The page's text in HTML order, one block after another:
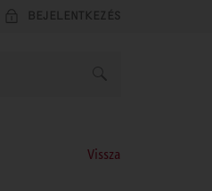
BEJELENTKEZÉS
Vissza